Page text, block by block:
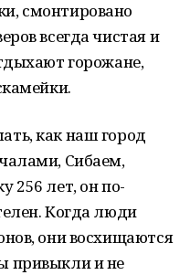
смонтировано
всегда чистая и
горожане,
как наш город
Сибаем,
256 лет, он по-
Когда люди
они восхищаются
привыкли и не